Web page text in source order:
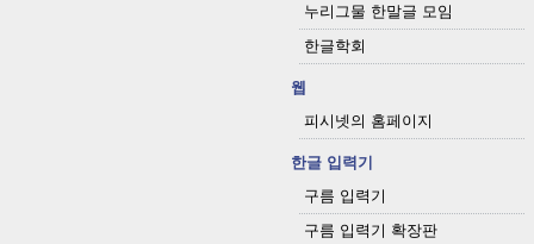
누리그물 한말글 모임
한글학회
웹
피시넷의 홈페이지
한글 입력기
구름 입력기
구름 입력기 확장판